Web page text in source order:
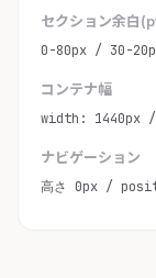
セクション余白
0-80px / 30-
コンテナ幅
width: 1440px
ナビゲーション
高さ 0px /